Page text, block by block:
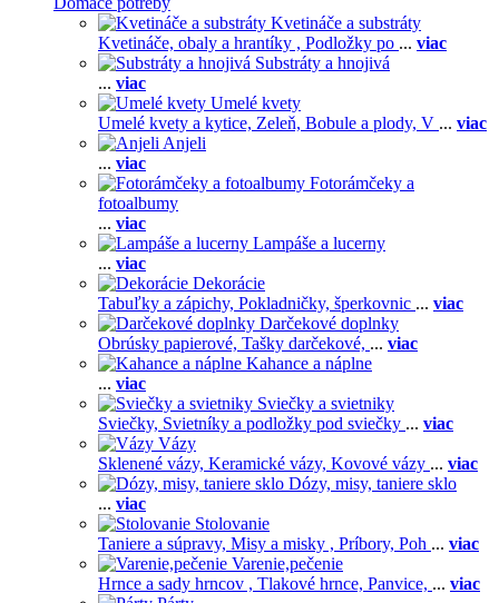
Kvetináče a substráty
Kvetináče, obaly a hrantíky , Podložky po ... viac
Substráty a hnojivá
... viac
Umelé kvety
Umelé kvety a kytice, Zeleň, Bobule a plody, V ... viac
Anjeli
... viac
Fotorámčeky a
fotoalbumy
... viac
Lampáše a lucerny
... viac
Dekorácie
Tabuľky a zápichy, Pokladničky, šperkovnic ... viac
Darčekové doplnky
Obrúsky papierové, Tašky darčekové, ... viac
Kahance a náplne
... viac
Sviečky a svietniky
Sviečky, Svietníky a podložky pod sviečky ... viac
Vázy
Sklenené vázy, Keramické vázy, Kovové vázy ... viac
Dózy, misy, taniere sklo
... viac
Stolovanie
Taniere a súpravy, Misy a misky , Príbory, Poh ... viac
Varenie,pečenie
Hrnce a sady hrncov , Tlakové hrnce, Panvice, ... viac